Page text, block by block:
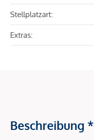
Stellplatzart:
Extras:
Beschreibung *